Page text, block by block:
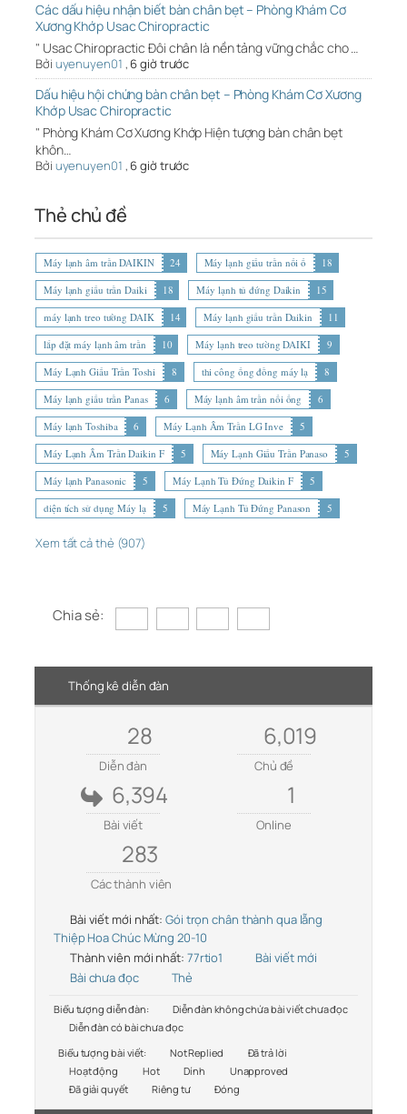
Các dấu hiệu nhận biết bàn chân bẹt – Phòng Khám Cơ
Xương Khớp Usac Chiropractic
" Usac Chiropractic Đôi chân là nền tảng vững chắc cho …
Bởi uyenuyen01 , 6 giờ trước
Dấu hiệu hội chứng bàn chân bẹt – Phòng Khám Cơ Xương
Khớp Usac Chiropractic
" Phòng Khám Cơ Xương Khớp Hiện tượng bàn chân bẹt
khôn…
Bởi uyenuyen01 , 6 giờ trước
Thẻ chủ đề
Máy lạnh âm trần DAIKIN 24 Máy lạnh giấu trần nối ố
18
Máy lạnh giấu trần Daiki
18 Máy lạnh tủ đứng Daikin
15
máy lạnh treo tường DAIK
14 Máy lạnh giấu trần Daikin
11
lắp đặt máy lạnh âm trần
10 Máy lạnh treo tường DAIKI
9
Máy Lạnh Giấu Trần Toshi
8 thi công ống đồng máy lạ
8
Máy lạnh giấu trần Panas
6 Máy lạnh âm trần nối ống
6
Máy lạnh Toshiba
6 Máy Lạnh Âm Trần LG Inve
5
Máy Lạnh Âm Trần Daikin F
5 Máy Lạnh Giấu Trần Panaso
5
Máy lạnh Panasonic
5 Máy Lạnh Tủ Đứng Daikin F
5
diện tích sử dụng Máy lạ
5 Máy Lạnh Tủ Đứng Panason 5
Xem tất cả thẻ (907)
Chia sẻ:
Thống kê diễn đàn
28
Diễn đàn
6,019
Chủ đề
6,394
Bài viết
1
Online
283
Các thành viên
Bài viết mới nhất: Gói trọn chân thành qua lẵng
Thiệp Hoa Chúc Mừng 20-10
Thành viên mới nhất: 77rtio1
Bài viết mới
Bài chưa đọc
Thẻ
Biểu tượng diễn đàn:
Diễn đàn không chứa bài viết chưa đọc
Diễn đàn có bài chưa đọc
Biểu tượng bài viết:
Not Replied
Đã trả lời
Hoạt động
Hot Dính
Unapproved
Đã giải quyết
Riêng tư Đóng